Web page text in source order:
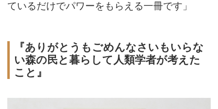
ているだけでパワーをもらえる一冊です」
『ありがとうもごめんなさいもいらな
い森の民と暮らして人類学者が考えた
こと』